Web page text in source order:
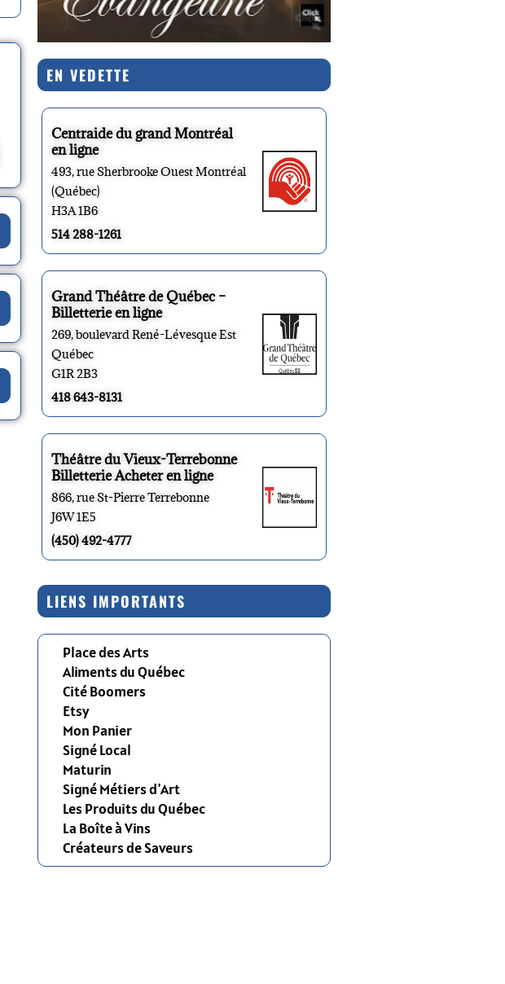
EN VEDETTE
Centraide du grand Montréal
en ligne
493, rue Sherbrooke Ouest Montréal
(Québec)
H3A 1B6
514 288-1261
Grand Théâtre de Québec –
Billetterie en ligne
269, boulevard René-Lévesque Est
Québec
G1R 2B3
418 643-8131
Théâtre du Vieux-Terrebonne
Billetterie Acheter en ligne
866, rue St-Pierre Terrebonne
J6W 1E5
(450) 492-4777
LIENS IMPORTANTS
Place des Arts
Aliments du Québec
Cité Boomers
Etsy
Mon Panier
Signé Local
Maturin
Signé Métiers d'Art
Les Produits du Québec
La Boîte à Vins
Créateurs de Saveurs